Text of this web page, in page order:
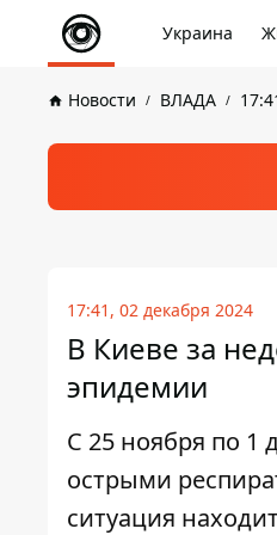
Украина
Новости ВЛАДА
17:41, 02 декабря 2024
В Киеве за
эпидемии
С 25 ноября по 1
острыми
ситуация